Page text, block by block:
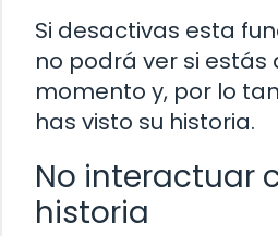
Si desactivas esta
no podrá ver si estás
momento y, por lo
has visto su historia.
No interactuar
historia